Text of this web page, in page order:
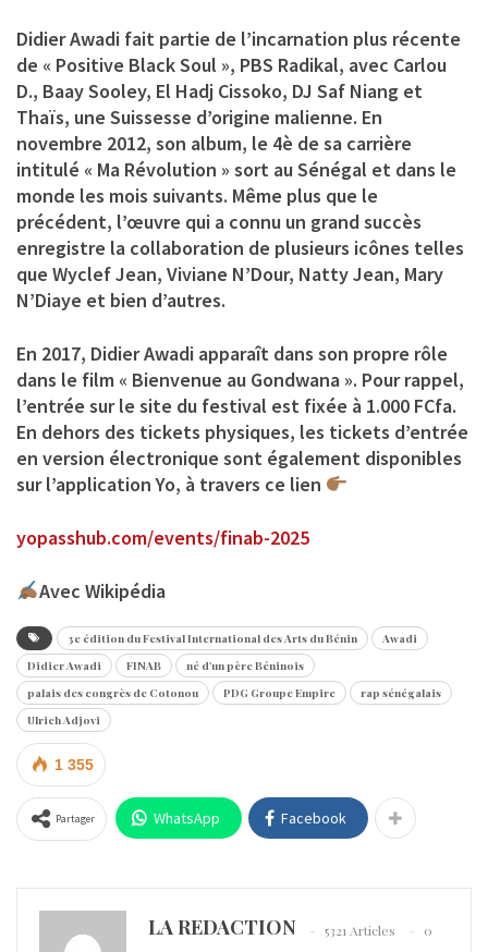
Didier Awadi fait partie de l’incarnation plus récente
de « Positive Black Soul », PBS Radikal, avec Carlou
D., Baay Sooley, El Hadj Cissoko, DJ Saf Niang et
Thaïs, une Suissesse d’origine malienne. En
novembre 2012, son album, le 4è de sa carrière
intitulé « Ma Révolution » sort au Sénégal et dans le
monde les mois suivants. Même plus que le
précédent, l’œuvre qui a connu un grand succès
enregistre la collaboration de plusieurs icônes telles
que Wyclef Jean, Viviane N’Dour, Natty Jean, Mary
N’Diaye et bien d’autres.
En 2017, Didier Awadi apparaît dans son propre rôle
dans le film « Bienvenue au Gondwana ». Pour rappel,
l’entrée sur le site du festival est fixée à 1.000 FCfa.
En dehors des tickets physiques, les tickets d’entrée
en version électronique sont également disponibles
sur l’application Yo, à travers ce lien
yopasshub.com/events/finab-2025
Avec Wikipédia
3e édition du Festival International des Arts du Bénin
Awadi
Didier Awadi
FINAB
né d'un père Béninois
palais des congrès de Cotonou
PDG Groupe Empire
rap sénégalais
Ulrich Adjovi
1 355
Partager WhatsApp Facebook
LA REDACTION 5321 Articles 0